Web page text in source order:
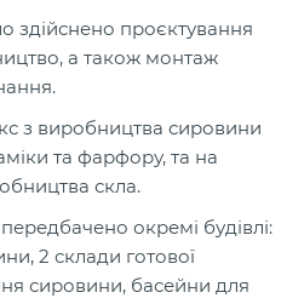
проєктування
а також монтаж
з виробництва сировини
та фарфору, та на
скла.
окремі будівлі:
2 склади готової
сировини, басейни для